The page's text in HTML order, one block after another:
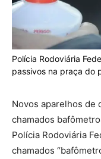
Polícia Rodoviária
passivos na praça do
Novos aparelhos de
chamados
Polícia Rodoviária
chamados